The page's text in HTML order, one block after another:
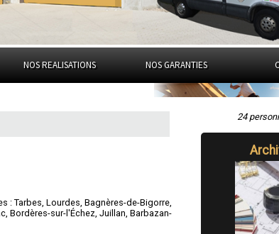
NOS REALISATIONS NOS GARANTIES
:Tarbes,Lourdes,Bagnères-de-Bigorre,
,Bordères-sur-l'Échez,Juillan,Barbazan-
24